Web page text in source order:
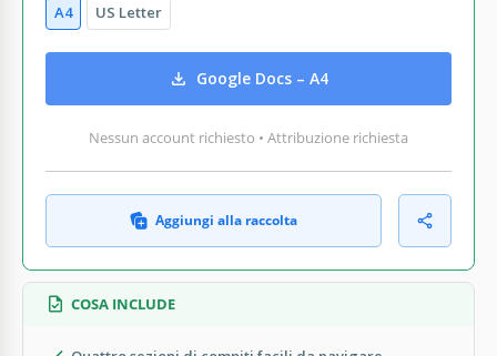
A4 US Letter
Google Docs – A4
Nessun account richiesto • Attribuzione richiesta
Aggiungi alla raccolta
COSA INCLUDE